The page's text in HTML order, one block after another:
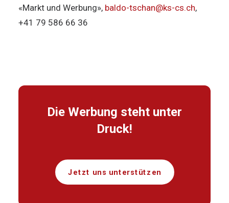
«Markt und Werbung», baldo-tschan@ks-cs.ch,
+41 79 586 66 36
Die Werbung steht unter
Druck!
Jetzt uns unterstützen